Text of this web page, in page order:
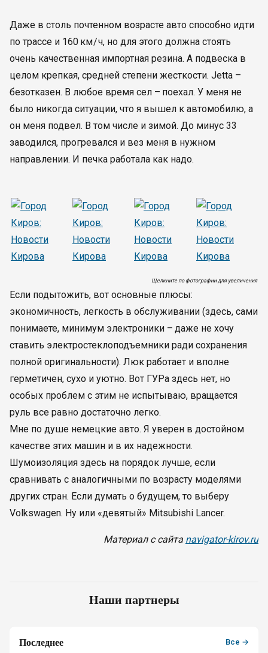
Даже в столь почтенном возрасте авто способно идти
по трассе и 160 км / ч, но для этого должна стоять
очень качественная импортная резина. А подвеска в
целом крепкая, средней степени жесткости. Jetta –
безотказен. В любое время сел – поехал. У меня не
было никогда ситуации, что я вышел к автомобилю, а
он меня подвел. В том числе и зимой. До минус 33
заводился, прогревался и вез меня в нужном
направлении. И печка работала как надо.
Щелкните по фотографии для увеличения
Если подытожить, вот основные плюсы:
экономичность, легкость в обслуживании (здесь, сами
понимаете, минимум электроники – даже не хочу
ставить электростеклоподъемники ради сохранения
полной оригинальности). Люк работает и вполне
герметичен, сухо и уютно. Вот ГУРа здесь нет, но
особых проблем с этим не испытываю, вращается
руль все равно достаточно легко.
Мне по душе немецкие авто. Я уверен в достойном
качестве этих машин и в их надежности.
Шумоизоляция здесь на порядок лучше, если
сравнивать с аналогичными по возрасту моделями
других стран. Если думать о будущем, то выберу
Volkswagen. Ну или «девятый» Mitsubishi Lancer.
Материал с сайта navigator-kirov.ru
Наши партнеры
Последнее Все →